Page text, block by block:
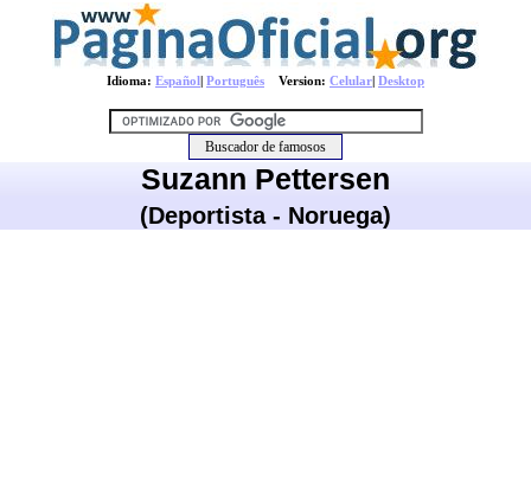
Idioma: Español| Português Version: Celular| Desktop
Suzann Pettersen
(Deportista - Noruega)